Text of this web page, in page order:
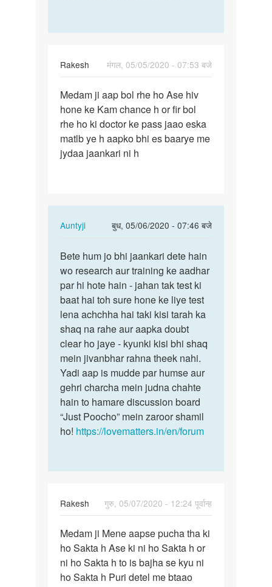
Rakesh
मंगल, 05/05/2020 - 07:53 बजे
Medam
ji
aap
bol
rhe
Medam ji aap bol rhe ho Ase hiv
hone ke Kam chance h or fir bol
rhe ho ki doctor ke pass jaao eska
matlb ye h aapko bhi es baarye me
jydaa jaankari ni h
Auntyji
बुध, 05/06/2020 - 07:46 बजे
In
to
Medam
ji
aap
bol
rhe
ho
Ase…
by
Rakesh
Bete
hum
jo
bhi
jaankari…
Bete hum jo bhi jaankari dete hain
wo research aur training ke aadhar
par hi hote hain - jahan tak test ki
baat hai toh sure hone ke liye test
lena achchha hai taki kisi tarah ka
shaq na rahe aur aapka doubt
clear ho jaye - kyunki kisi bhi shaq
mein jivanbhar rahna theek nahi.
Yadi aap is mudde par humse aur
gehri charcha mein judna chahte
hain to hamare discussion board
“Just Poocho” mein zaroor shamil
ho! https://lovematters.in/en/forum
Rakesh
गुरु, 05/07/2020 - 12:24 पूर्वान्ह
Medam
ji
Mene
aapse
Medam ji Mene aapse pucha tha ki
ho Sakta h Ase ki ni ho Sakta h or
ni ho Sakta h to is bajha se kyu ni
ho Sakta h Puri detel me btaao